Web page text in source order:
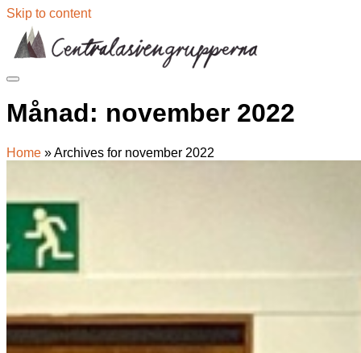
Skip to content
Månad: november 2022
Home »Archives for november 2022